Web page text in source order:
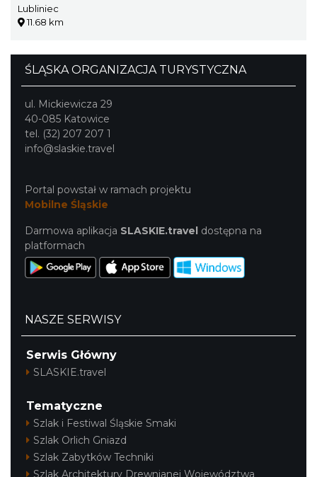
Lubliniec
11.68 km
ŚLĄSKA ORGANIZACJA TURYSTYCZNA
ul. Mickiewicza 29
40-085 Katowice
tel. (32) 207 207 1
info@slaskie.travel
Portal powstał w ramach projektu
Mobilne Śląskie
Darmowa aplikacja SLASKIE.travel dostępna na
platformach
NASZE SERWISY
Serwis Główny
SLASKIE.travel
Tematyczne
Szlak i Festiwal Śląskie Smaki
Szlak Orlich Gniazd
Szlak Zabytków Techniki
Szlak Architektury Drewnianej Województwa